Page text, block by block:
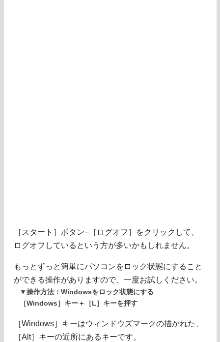
［スタート］ボタン−［ログオフ］をクリックして、
ログオフしているという方が多いかもしれません。
もっとずっと簡単にパソコンをロック状態にすること
ができる操作がありますので、一度お試しください。
▼操作方法：Windowsをロック状態にする
［Windows］キー＋［L］キーを押す
［Windows］キーはウィンドウズマークの描かれた、
［Alt］キーの近所にあるキーです。